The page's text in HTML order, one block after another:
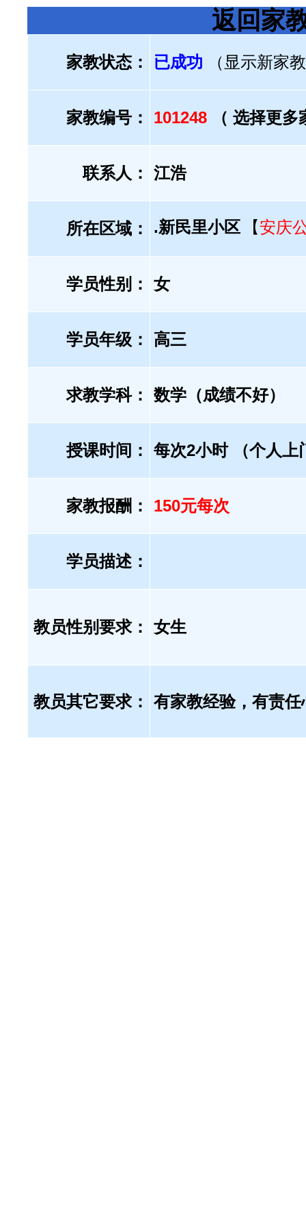
返回家
家教状态： 已成功 （显示新家
家教编号： 101248 （ 选择更
联系人： 江浩
所在区域： .新民里小区 【安庆
学员性别： 女
学员年级： 高三
求教学科： 数学（成绩不好）
授课时间： 每次2小时 （个人上
家教报酬： 150元每次
学员描述：
教员性别要求： 女生
教员其它要求： 有家教经验，有责任